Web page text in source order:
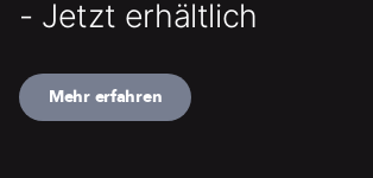
- Jetzt erhältlich
Mehr erfahren